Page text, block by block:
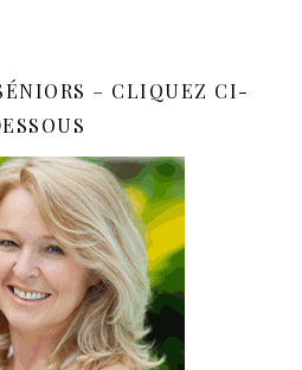
– CLIQUEZ CI-